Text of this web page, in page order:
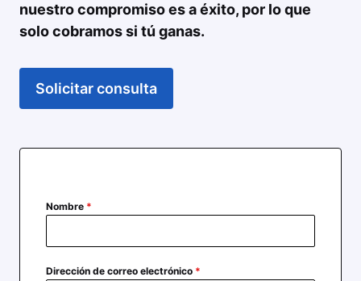
nuestro compromiso es a éxito, por lo que
solo cobramos si tú ganas.
Solicitar consulta
Nombre *
Dirección de correo electrónico *